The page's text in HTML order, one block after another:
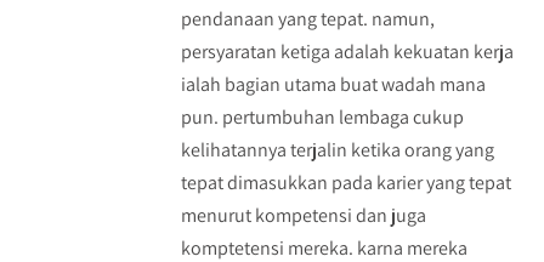
pendanaan yang tepat. namun,
persyaratan ketiga adalah kekuatan kerja
ialah bagian utama buat wadah mana
pun. pertumbuhan lembaga cukup
kelihatannya terjalin ketika orang yang
tepat dimasukkan pada karier yang tepat
menurut kompetensi dan juga
komptetensi mereka. karna mereka